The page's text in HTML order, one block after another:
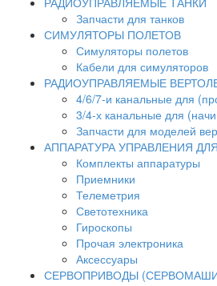
Запчасти для танков
СИМУЛЯТОРЫ ПОЛЕТОВ
Симуляторы полетов
Кабели для симуляторов
РАДИОУПРАВЛЯЕМЫЕ
4/6/7-и канальные для
3/4-х канальные для
Запчасти для моделей
АППАРАТУРА УПРАВЛЕНИЯ
Комплекты аппаратуры
Приемники
Телеметрия
Светотехника
Гироскопы
Прочая электроника
Аксессуары
СЕРВОПРИВОДЫ